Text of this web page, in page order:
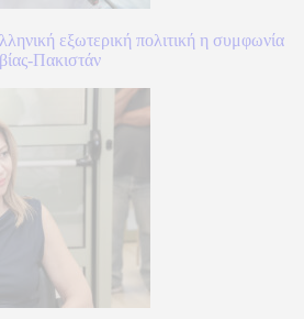
εξωτερική πολιτική η συμφωνία
Πακιστάν